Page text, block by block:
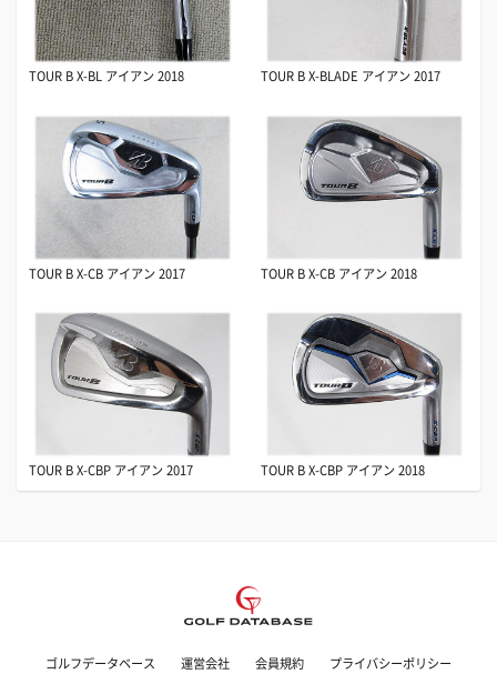
TOUR B X-BL アイアン 2018 TOUR B X-BLADE アイアン 2017
TOUR B X-CB アイアン 2017 TOUR B X-CB アイアン 2018
TOUR B X-CBP アイアン 2017 TOUR B X-CBP アイアン 2018
ゴルフデータベース 運営会社 会員規約 プライバシーポリシー